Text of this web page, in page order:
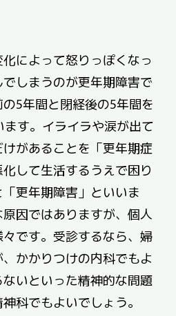
によって怒りっぽくなっ
しまうのが更年期障害で
5年間と閉経後の5年間を
す。イライラや涙が出て
があることを「更年期症
して生活するうえで困り
更年期障害」といいま
因ではありますが、個人
です。受診するなら、婦
かかりつけの内科でもよ
いといった精神的な問題
科でもよいでしょう。